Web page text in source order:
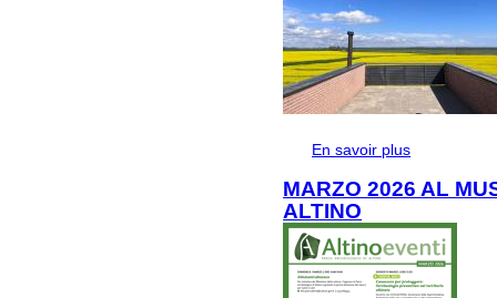
En savoir plus
MARZO 2026 AL
ALTINO